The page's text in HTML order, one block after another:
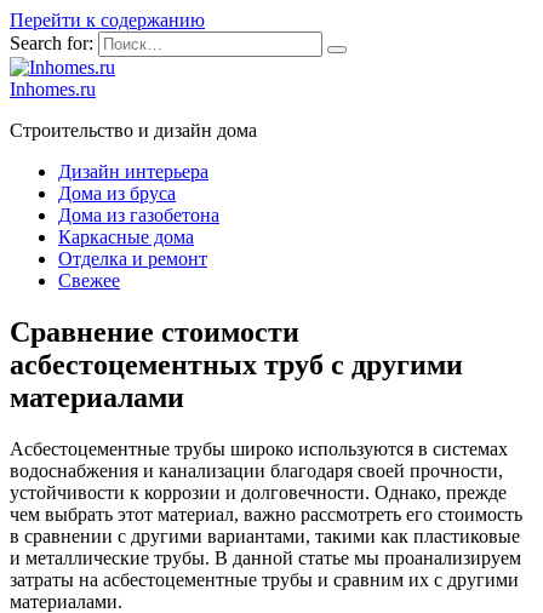
Перейти к содержанию
Search for:
Inhomes.ru
Строительство и дизайн дома
Дизайн интерьера
Дома из бруса
Дома из газобетона
Каркасные дома
Отделка и ремонт
Свежее
Сравнение стоимости
асбестоцементных труб с другими
материалами
Асбестоцементные трубы широко используются в системах
водоснабжения и канализации благодаря своей прочности,
устойчивости к коррозии и долговечности. Однако, прежде
чем выбрать этот материал, важно рассмотреть его стоимость
в сравнении с другими вариантами, такими как пластиковые
и металлические трубы. В данной статье мы проанализируем
затраты на асбестоцементные трубы и сравним их с другими
материалами.